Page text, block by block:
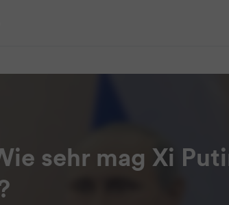
sehr mag Xi